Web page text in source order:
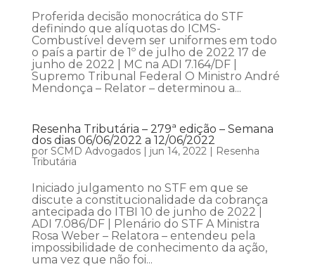
Proferida decisão monocrática do STF
definindo que alíquotas do ICMS-
Combustível devem ser uniformes em todo
o país a partir de 1º de julho de 2022 17 de
junho de 2022 | MC na ADI 7.164/DF |
Supremo Tribunal Federal O Ministro André
Mendonça – Relator – determinou a...
Resenha Tributária – 279ª edição – Semana
dos dias 06/06/2022 a 12/06/2022
por SCMD Advogados| jun 14, 2022| Resenha
Tributária
Iniciado julgamento no STF em que se
discute a constitucionalidade da cobrança
antecipada do ITBI 10 de junho de 2022 |
ADI 7.086/DF | Plenário do STF A Ministra
Rosa Weber – Relatora – entendeu pela
impossibilidade de conhecimento da ação,
uma vez que não foi...